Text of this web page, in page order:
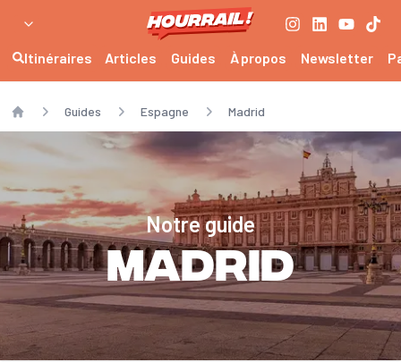
Itinéraires Articles Guides À propos Newsletter
Guides Espagne Madrid
Notre guide
Madrid